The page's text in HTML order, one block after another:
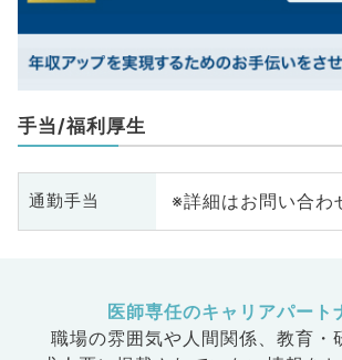
手当/福利厚生
通勤手当 ※詳細はお問い合わ
医師専任のキャリアパート
職場の雰囲気や人間関係、 教育・